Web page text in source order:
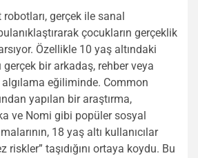
gerçek ile sanal
çocukların gerçeklik
Özellikle 10 yaş altındaki
gerçek bir arkadaş, rehber veya
eğiliminde. Common
yapılan bir araştırma,
ve Nomi gibi popüler sosyal
18 yaş altı kullanıcılar
riskler” taşıdığını ortaya koydu. Bu